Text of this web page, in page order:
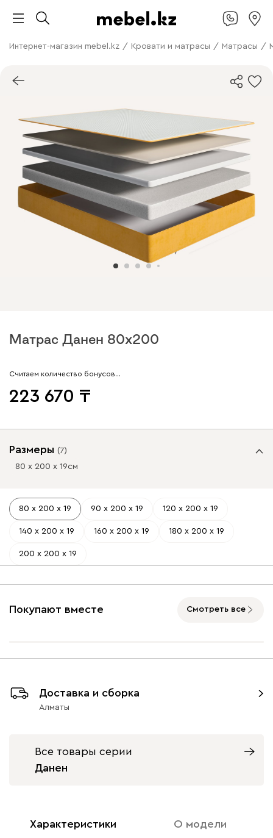
Интернет-магазин mebel.kz / Кровати и матрасы / Матрасы /
Матрас Данен 80x200
Считаем количество бонусов…
223 670
Размеры (7)
80 х 200 х 19см
80 х 200 х 19 90 х 200 х 19 120 х 200 х 19
140 х 200 х 19 160 х 200 х 19 180 х 200 х 19
200 х 200 х 19
Покупают вместе Смотреть все
Доставка и сборка
Алматы
Все товары серии
Данен
Характеристики О модели